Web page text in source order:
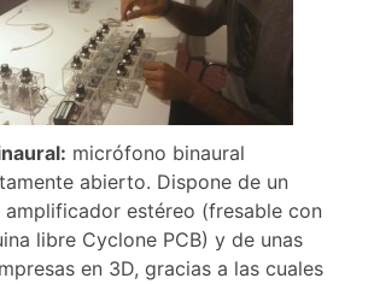
micrófono binaural
abierto. Dispone de un
estéreo (fresable con
libre Cyclone PCB) y de unas
en 3D, gracias a las cuales